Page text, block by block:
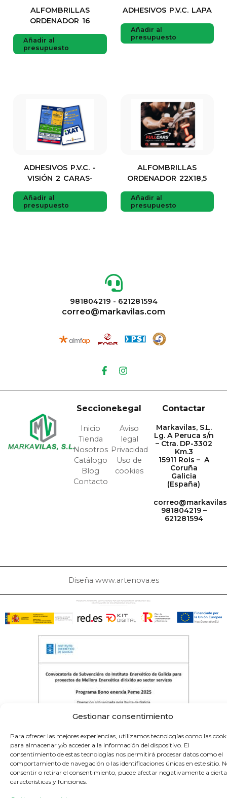
Gestionar consentimiento
Para ofrecer las mejores experiencias, utilizamos tecnologías como las
para almacenar y/o acceder a la información del dispositivo. El
consentimiento de estas tecnologías nos permitirá procesar datos como el
comportamiento de navegación o las identificaciones únicas en este sitio.
consentir o retirar el consentimiento, puede afectar negativamente a
características y funciones.
ALFOMBRILLAS
ORDENADOR 16
Añadir al
presupuesto
ADHESIVOS P.V.C. LAPA
Añadir al
presupuesto
ADHESIVOS P.V.C. -
VISIÓN 2 CARAS-
Añadir al
presupuesto
ALFOMBRILLAS
ORDENADOR 22X18,5
Añadir al
presupuesto
981804219 - 621281594
correo@markavilas.com
Secciones
Inicio
Tienda
Nosotros
Catálogo
Blog
Contacto
Legal
Aviso
legal
Privacidad
Uso de
cookies
Contactar
Markavilas, S.L.
Lg. A Peruca s/n
– Ctra. DP-3302
Km.3
15911 Rois – A
Coruña
Galicia
(España)
981804219 –
621281594
Diseña www.artenova.es
-Proxectos de telemedida cofinanciados polo
Inega e a Xunta de Galicia-